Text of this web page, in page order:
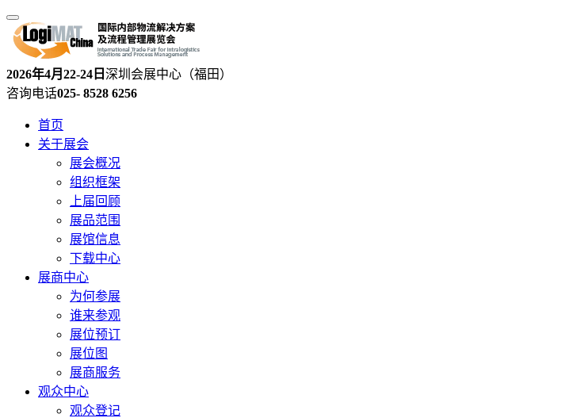
2026年4月22-24日 深圳会展中心（福田）
咨询电话025- 8528 6256
首页
关于展会
展会概况
组织框架
上届回顾
展品范围
展馆信息
下载中心
展商中心
为何参展
谁来参观
展位预订
展位图
展商服务
观众中心
观众登记